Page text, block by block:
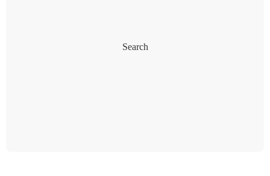
Search